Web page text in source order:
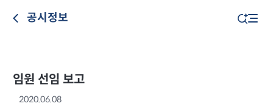
공시정보
임원 선임 보고
2020.06.08